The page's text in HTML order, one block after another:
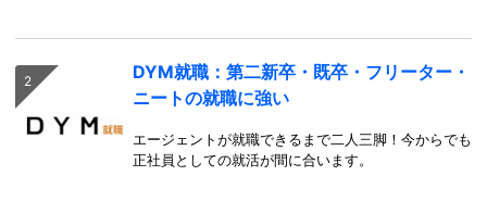
DYM就職：第二新卒・既卒・フリーター・
ニートの就職に強い
エージェントが就職できるまで二人三脚！今からでも
正社員としての就活が間に合います。